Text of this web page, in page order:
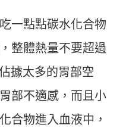
一點點碳水化合物
整體熱量不要超過
據太多的胃部空
部不適感，而且小
合物進入血液中，